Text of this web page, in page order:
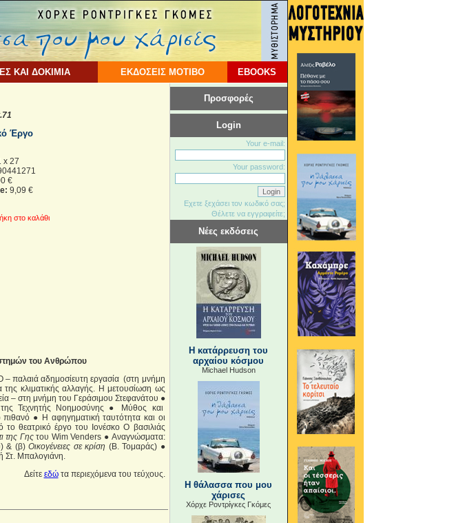
ΚΑΙ ΔΟΚΙΜΙΑ ΕΚΔΟΣΕΙΣ ΜΟΤΙΒΟ EBOOKS
Έργο
x 27
€
9,09 €
στο καλάθι
του Ανθρώπου
παλαιά αδημοσίευτη εργασία (στη μνήμη
κλιματικής αλλαγής. Η μετουσίωση ως
– στη μνήμη του Γεράσιμου Στεφανάτου ●
Τεχνητής Νοημοσύνης ● Μύθος και
● Η αφηγηματική ταυτότητα και οι
θεατρικό έργο του Ιονέσκο Ο βασιλιάς
της Γηςτου Wim Venders ● Αναγνώσματα:
& (β) Οικογένειες σε κρίση (Β. Τομαράς) ●
Στ. Μπαλογιάνη.
Δείτε εδώτα περιεχόμενα του τεύχους.
Προσφορές
Login
Your e-mail:
Your password:
Εχετε ξεχάσει τον κωδικό σας;
Θέλετε να εγγραφείτε;
Νέες εκδόσεις
Η κατάρρευση του
αρχαίου κόσμου
Michael Hudson
Η θάλασσα που μου
χάρισες
Χόρχε Ροντρίγκες Γκόμες